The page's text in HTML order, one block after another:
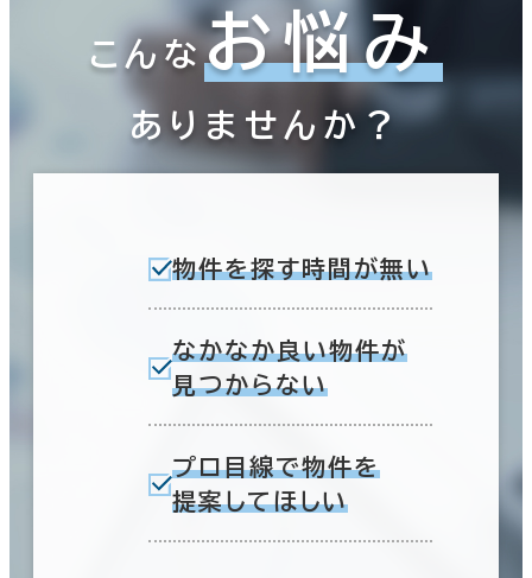
こんなお悩み
ありませんか？
物件を探す時間が無い
なかなか良い物件が
見つからない
プロ目線で物件を
提案してほしい
エリアを追加・変更する
青葉区 (444)
宮城野区 (83)
賃料非公開物件を含む
駅徒歩
5分以内
入居可能時期
即入居可能